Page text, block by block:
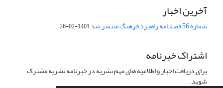
آخرین اخبار
شماره 56 فصلنامه راهبرد فرهنگ منتشر شد 1401-02-26
اشتراک خبرنامه
برای دریافت اخبار و اطلاعیه های مهم نشریه در خبرنامه نشریه مشترک
شوید.